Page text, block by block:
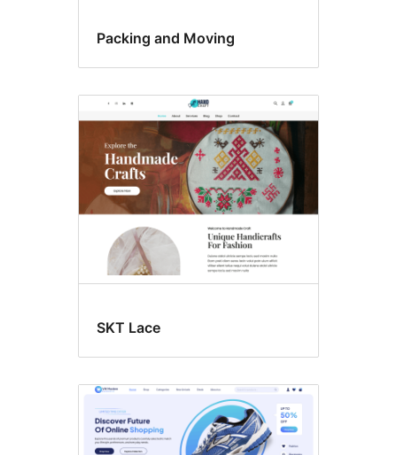
Packing and Moving
SKT Lace